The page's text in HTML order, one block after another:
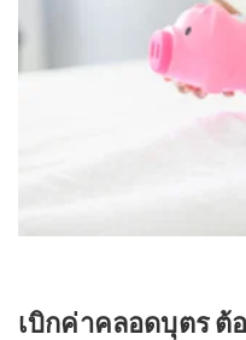
เบิกค่าคลอดบุตร ต้